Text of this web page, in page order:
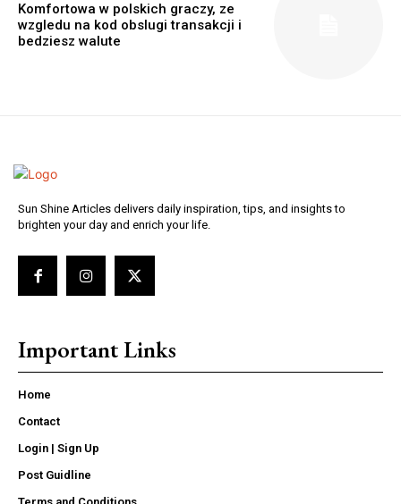
Komfortowa w polskich graczy, ze
wzgledu na kod obslugi transakcji i
bedziesz walute
Sun Shine Articles delivers daily inspiration, tips, and insights to
brighten your day and enrich your life.
Important Links
Home
Contact
Login | Sign Up
Post Guidline